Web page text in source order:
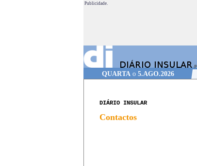
Publicidade.
QUARTAo 5.AGO.2026
DIÁRIO INSULAR
Contactos